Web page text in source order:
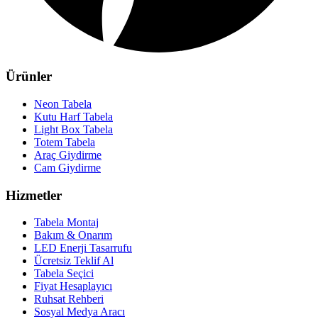
Ürünler
Neon Tabela
Kutu Harf Tabela
Light Box Tabela
Totem Tabela
Araç Giydirme
Cam Giydirme
Hizmetler
Tabela Montaj
Bakım & Onarım
LED Enerji Tasarrufu
Ücretsiz Teklif Al
Tabela Seçici
Fiyat Hesaplayıcı
Ruhsat Rehberi
Sosyal Medya Aracı